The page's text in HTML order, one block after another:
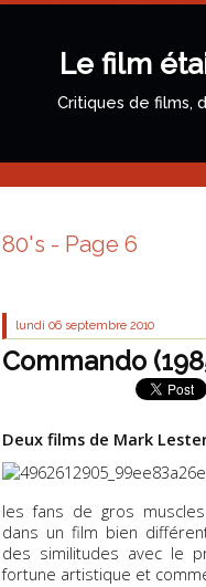
Le film
Critiques de films,
80's - Page 6
lundi 06 septembre 2010
Commando
Deux films de Mark
les fans de gros
dans un film bien
des similitudes avec le
fortune artistique et